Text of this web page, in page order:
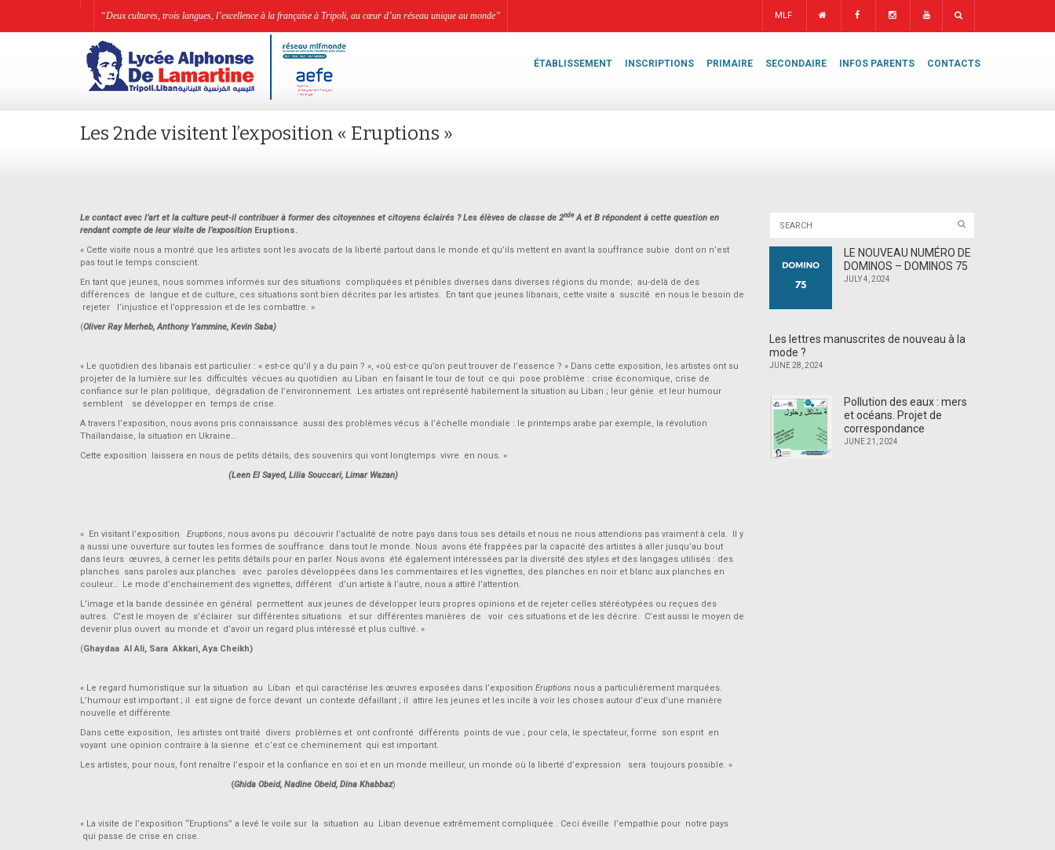
“Deux cultures, trois langues, l’excellence à la française à Tripoli, au cœur d’un réseau unique au monde” MLF
ÉTABLISSEMENT INSCRIPTIONS PRIMAIRE SECONDAIRE INFOS PARENTS CONTACTS
Les 2nde visitent l’exposition « Eruptions »
Le contact avec l’art et la culture peut-il contribuer à former des citoyennes et citoyens éclairés ? Les élèves de classe de 2ndeA et B répondent à cette question en
rendant compte de leur visite de l’exposition Eruptions.
« Cette visite nous a montré que les artistes sont les avocats de la liberté partout dans le monde et qu’ils mettent en avant la souffrance subie dont on n’est
pas tout le temps conscient.
En tant que jeunes, nous sommes informés sur des situations compliquées et pénibles diverses dans diverses régions du monde; au-delà de des
différences de langue et de culture, ces situations sont bien décrites par les artistes. En tant que jeunes libanais, cette visite a suscité en nous le besoin de
rejeter l’injustice et l’oppression et de les combattre. »
(Oliver Ray Merheb, Anthony Yammine, Kevin Saba)
« Le quotidien des libanais est particulier : « est-ce qu’il y a du pain ? », «où est-ce qu’on peut trouver de l’essence ? » Dans cette exposition, les artistes ont su
projeter de la lumière sur les difficultés vécues au quotidien au Liban en faisant le tour de tout ce qui pose problème : crise économique, crise de
confiance sur le plan politique, dégradation de l’environnement. Les artistes ont représenté habilement la situation au Liban ; leur génie et leur humour
semblent se développer en temps de crise.
A travers l’exposition, nous avons pris connaissance aussi des problèmes vécus à l’échelle mondiale : le printemps arabe par exemple, la révolution
Thaïlandaise, la situation en Ukraine…
Cette exposition laissera en nous de petits détails, des souvenirs qui vont longtemps vivre en nous. »
(Leen El Sayed, Lilia Souccari, Limar Wazan)
« En visitant l’exposition Eruptions, nous avons pu découvrir l’actualité de notre pays dans tous ses détails et nous ne nous attendions pas vraiment à cela. Il y
a aussi une ouverture sur toutes les formes de souffrance dans tout le monde. Nous avons été frappées par la capacité des artistes à aller jusqu’au bout
dans leurs œuvres, à cerner les petits détails pour en parler. Nous avons été également intéressées par la diversité des styles et des langages utilisés : des
planches sans paroles aux planches avec paroles développées dans les commentaires et les vignettes, des planches en noir et blanc aux planches en
couleur… Le mode d’enchainement des vignettes, différent d’un artiste à l’autre, nous a attiré l’attention.
L’image et la bande dessinée en général permettent aux jeunes de développer leurs propres opinions et de rejeter celles stéréotypées ou reçues des
autres. C’est le moyen de s’éclairer sur différentes situations et sur différentes manières de voir ces situations et de les décrire. C’est aussi le moyen de
devenir plus ouvert au monde et d’avoir un regard plus intéressé et plus cultivé. »
(Ghaydaa Al Ali, Sara Akkari, Aya Cheikh)
« Le regard humoristique sur la situation au Liban et qui caractérise les œuvres exposées dans l’exposition Eruptions nous a particulièrement marquées.
L’humour est important ; il est signe de force devant un contexte défaillant ; il attire les jeunes et les incite à voir les choses autour d’eux d’une manière
nouvelle et différente.
Dans cette exposition, les artistes ont traité divers problèmes et ont confronté différents points de vue ; pour cela, le spectateur, forme son esprit en
voyant une opinion contraire à la sienne et c’est ce cheminement qui est important.
Les artistes, pour nous, font renaître l’espoir et la confiance en soi et en un monde meilleur, un monde où la liberté d’expression sera toujours possible. »
(Ghida Obeid, Nadine Obeid, Dina Khabbaz)
« La visite de l’exposition “Eruptions” a levé le voile sur la situation au Liban devenue extrêmement compliquée . Ceci éveille l’empathie pour notre pays
qui passe de crise en crise.
LE NOUVEAU NUMÉRO DE
DOMINOS – DOMINOS 75
JULY 4, 2024
Les lettres manuscrites de nouveau à la
mode ?
JUNE 28, 2024
Pollution des eaux : mers
et océans. Projet de
correspondance
JUNE 21, 2024